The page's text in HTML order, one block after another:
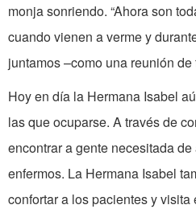
monja sonriendo. “Ahora son
cuando vienen a verme y
juntamos –como una reunión de
Hoy en día la Hermana Isabel
las que ocuparse. A través de
encontrar a gente necesitada
enfermos. La Hermana Isabel
confortar a los pacientes y